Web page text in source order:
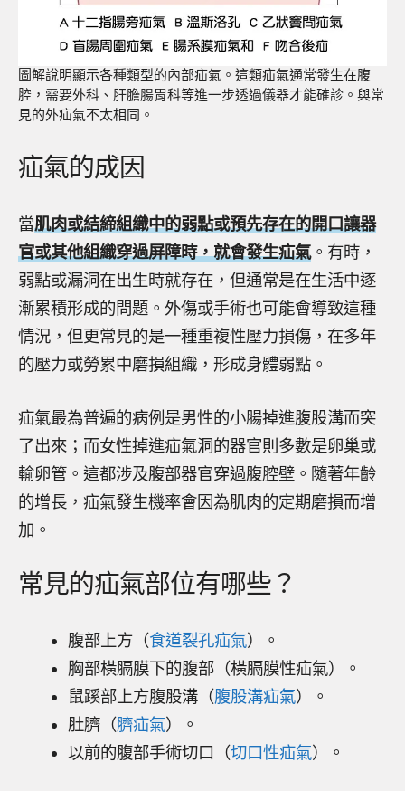
圖解說明顯示各種類型的內部疝氣。這類疝氣通常發生在腹
腔，需要外科、肝膽腸胃科等進一步透過儀器才能確診。與常
見的外疝氣不太相同。
疝氣的成因
當肌肉或結締組織中的弱點或預先存在的開口讓器
官或其他組織穿過屏障時，就會發生疝氣。有時，
弱點或漏洞在出生時就存在，但通常是在生活中逐
漸累積形成的問題。外傷或手術也可能會導致這種
情況，但更常見的是一種重複性壓力損傷，在多年
的壓力或勞累中磨損組織，形成身體弱點。
疝氣最為普遍的病例是男性的小腸掉進腹股溝而突
了出來；而女性掉進疝氣洞的器官則多數是卵巢或
輸卵管。這都涉及腹部器官穿過腹腔壁。隨著年齡
的增長，疝氣發生機率會因為肌肉的定期磨損而增
加。
常見的疝氣部位有哪些？
腹部上方（食道裂孔疝氣）。
胸部橫膈膜下的腹部（橫膈膜性疝氣）。
鼠蹊部上方腹股溝（腹股溝疝氣）。
肚臍（臍疝氣）。
以前的腹部手術切口（切口性疝氣）。